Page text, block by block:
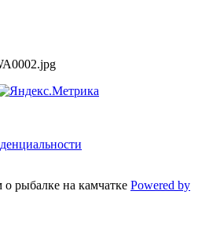
рыбалке на камчатке Powered by